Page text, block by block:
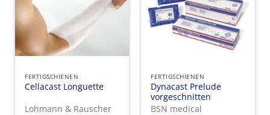
FERTIGSCHIENEN
Cellacast Longuette
Lohmann & Rauscher
FERTIGSCHIENEN
Dynacast Prelude
vorgeschnitten
BSN medical